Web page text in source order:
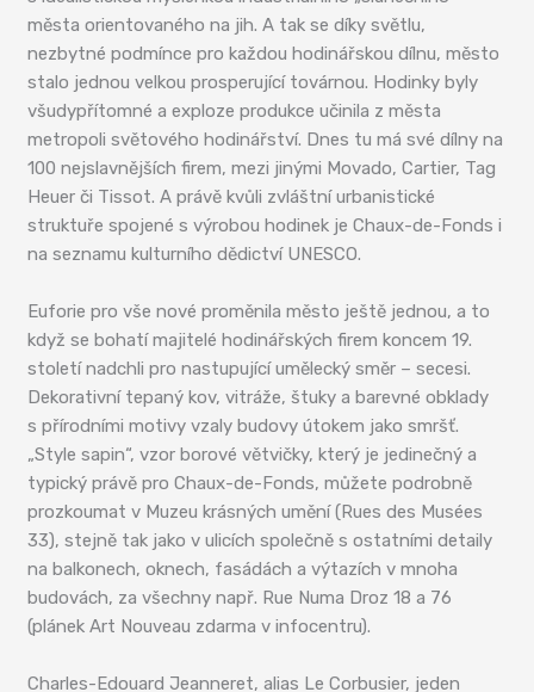
města orientovaného na jih. A tak se díky světlu,
nezbytné podmínce pro každou hodinářskou dílnu, město
stalo jednou velkou prosperující továrnou. Hodinky byly
všudypřítomné a exploze produkce učinila z města
metropoli světového hodinářství. Dnes tu má své dílny na
100 nejslavnějších firem, mezi jinými Movado, Cartier, Tag
Heuer či Tissot. A právě kvůli zvláštní urbanistické
struktuře spojené s výrobou hodinek je Chaux-de-Fonds i
na seznamu kulturního dědictví UNESCO.
Euforie pro vše nové proměnila město ještě jednou, a to
když se bohatí majitelé hodinářských firem koncem 19.
století nadchli pro nastupující umělecký směr – secesi.
Dekorativní tepaný kov, vitráže, štuky a barevné obklady
s přírodními motivy vzaly budovy útokem jako smršť.
„Style sapin“, vzor borové větvičky, který je jedinečný a
typický právě pro Chaux-de-Fonds, můžete podrobně
prozkoumat v Muzeu krásných umění (Rues des Musées
33), stejně tak jako v ulicích společně s ostatními detaily
na balkonech, oknech, fasádách a výtazích v mnoha
budovách, za všechny např. Rue Numa Droz 18 a 76
(plánek Art Nouveau zdarma v infocentru).
Charles-Edouard Jeanneret, alias Le Corbusier, jeden